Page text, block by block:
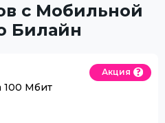
с Мобильной
Билайн
100 Мбит
Акция